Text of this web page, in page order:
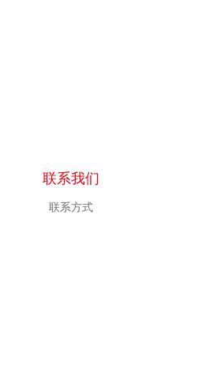
联系我们
联系方式